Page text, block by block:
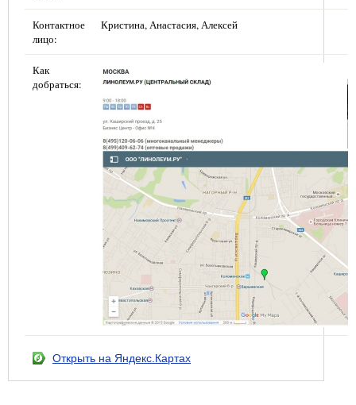
Контактное
лицо:
Кристина, Анастасия, Алексей
Как
добраться:
Открыть на Яндекс.Картах